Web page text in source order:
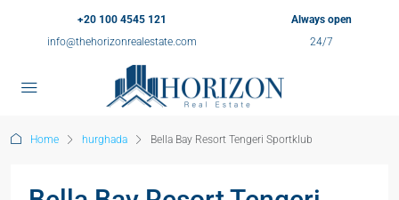
+20 100 4545 121
info@thehorizonrealestate.com
Always open
24/7
Home hurghada Bella Bay Resort Tengeri Sportklub